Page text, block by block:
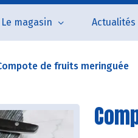
Le magasin Actualités
de fruits meringuée